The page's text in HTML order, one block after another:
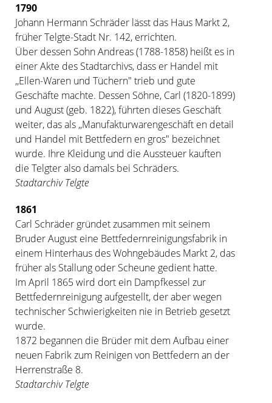
1790
Johann Hermann Schräder lässt das Haus Markt 2,
früher Telgte-Stadt Nr. 142, errichten.
Über dessen Sohn Andreas (1788-1858) heißt es in
einer Akte des Stadtarchivs, dass er Handel mit
,,Ellen-Waren und Tüchern" trieb und gute
Geschäfte machte. Dessen Söhne, Carl (1820-1899)
und August (geb. 1822), führten dieses Geschäft
weiter, das als ,,Manufakturwarengeschäft en detail
und Handel mit Bettfedern en gros" bezeichnet
wurde. Ihre Kleidung und die Aussteuer kauften
die Telgter also damals bei Schräders.
Stadtarchiv Telgte
1861
Carl Schräder gründet zusammen mit seinem
Bruder August eine Bettfedernreinigungsfabrik in
einem Hinterhaus des Wohngebäudes Markt 2, das
früher als Stallung oder Scheune gedient hatte.
Im April 1865 wird dort ein Dampfkessel zur
Bettfedernreinigung aufgestellt, der aber wegen
technischer Schwierigkeiten nie in Betrieb gesetzt
wurde.
1872 begannen die Brüder mit dem Aufbau einer
neuen Fabrik zum Reinigen von Bettfedern an der
Herrenstraße 8.
Stadtarchiv Telgte